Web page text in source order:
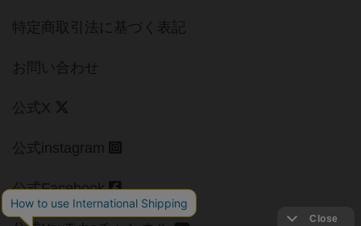
特定商取引法に基づく表記
お問い合わせ
公式X
公式instagram
公式Facebook